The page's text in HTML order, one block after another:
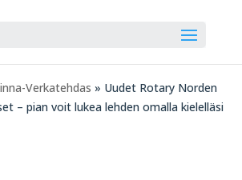
Verkatehdas » Uudet Rotary Norden
– pian voit lukea lehden omalla kielelläsi